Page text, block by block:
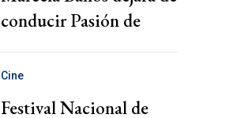
conducir Pasión de
Cine
Festival Nacional de